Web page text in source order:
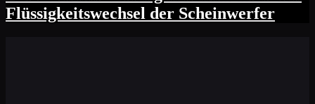
Flüssigkeitswechsel der Scheinwerfer